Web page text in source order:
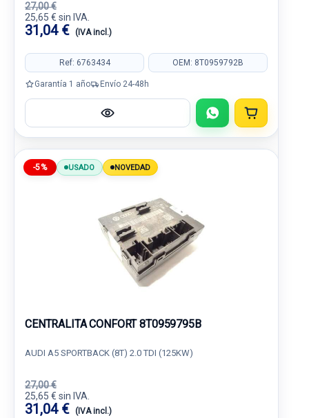
27,00 €
25,65 € sin IVA.
31,04 € (IVA incl.)
Ref: 6763434 OEM: 8T0959792B
Garantía 1 año Envío 24-48h
-5% USADO NOVEDAD
CENTRALITA CONFORT 8T0959795B
AUDI A5 SPORTBACK (8T) 2.0 TDI (125KW)
27,00 €
25,65 € sin IVA.
31,04 € (IVA incl.)